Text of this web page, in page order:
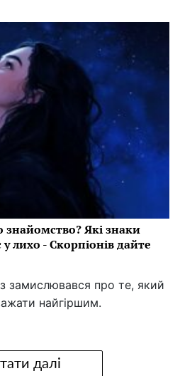
Які знаки
лихо - Скорпіонів дайте
замислювався про те, який
найгіршим.
далі